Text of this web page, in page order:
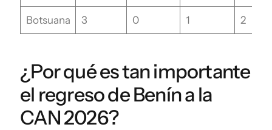
Botsuana 3 0 1 2
¿Por qué es tan importante
el regreso de Benín a la
CAN 2026?